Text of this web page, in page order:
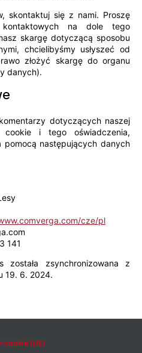
skontaktuj się z nami. Proszę
na dole tego
skargę dotyczącą sposobu
chcielibyśmy usłyszeć od
złożyć skargę do organu
danych).
dotyczących naszej
i tego oświadczenia,
następujących danych
cze/pl
141
została zsynchronizowana z
19. 6. 2024.
cookie (UE)